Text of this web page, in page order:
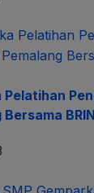
Pelatihan
BRIN